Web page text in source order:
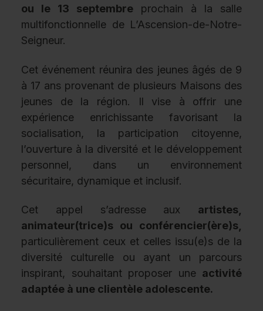
ou le 13 septembre prochain à la salle
multifonctionnelle de L’Ascension-de-Notre-
Seigneur.
Cet événement réunira des jeunes âgés de 9
à 17 ans provenant de plusieurs Maisons des
jeunes de la région. Il vise à offrir une
expérience enrichissante favorisant la
socialisation, la participation citoyenne,
l’ouverture à la diversité et le développement
personnel, dans un environnement
sécuritaire, dynamique et inclusif.
Cet appel s’adresse aux artistes,
animateur(trice)s ou conférencier(ère)s,
particulièrement ceux et celles issu(e)s de la
diversité culturelle ou ayant un parcours
inspirant, souhaitant proposer une activité
adaptée à une clientèle adolescente.